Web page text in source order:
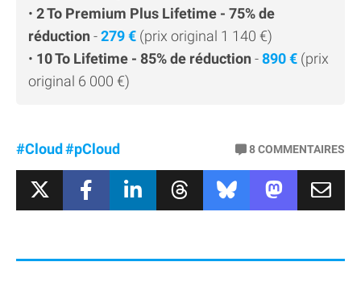
• 2 To Premium Plus Lifetime - 75% de
réduction -279 € (prix original 1 140 €)
• 10 To Lifetime - 85% de réduction -890 € (prix
original 6 000 €)
#Cloud#pCloud 8COMMENTAIRES